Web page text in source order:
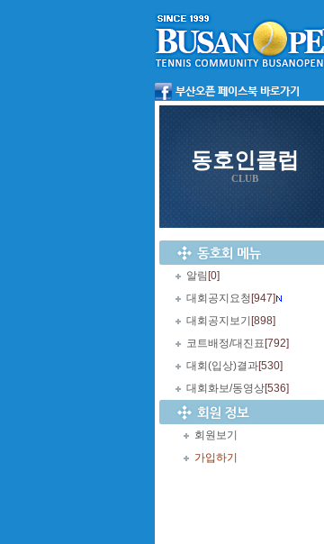
동호인클럽
CLUB
알림 [0]
대회공지요청 [947]
대회공지보기 [898]
코트배정/대진표 [792]
대회(입상)결과[530]
대회화보/동영상[536]
회원보기
가입하기